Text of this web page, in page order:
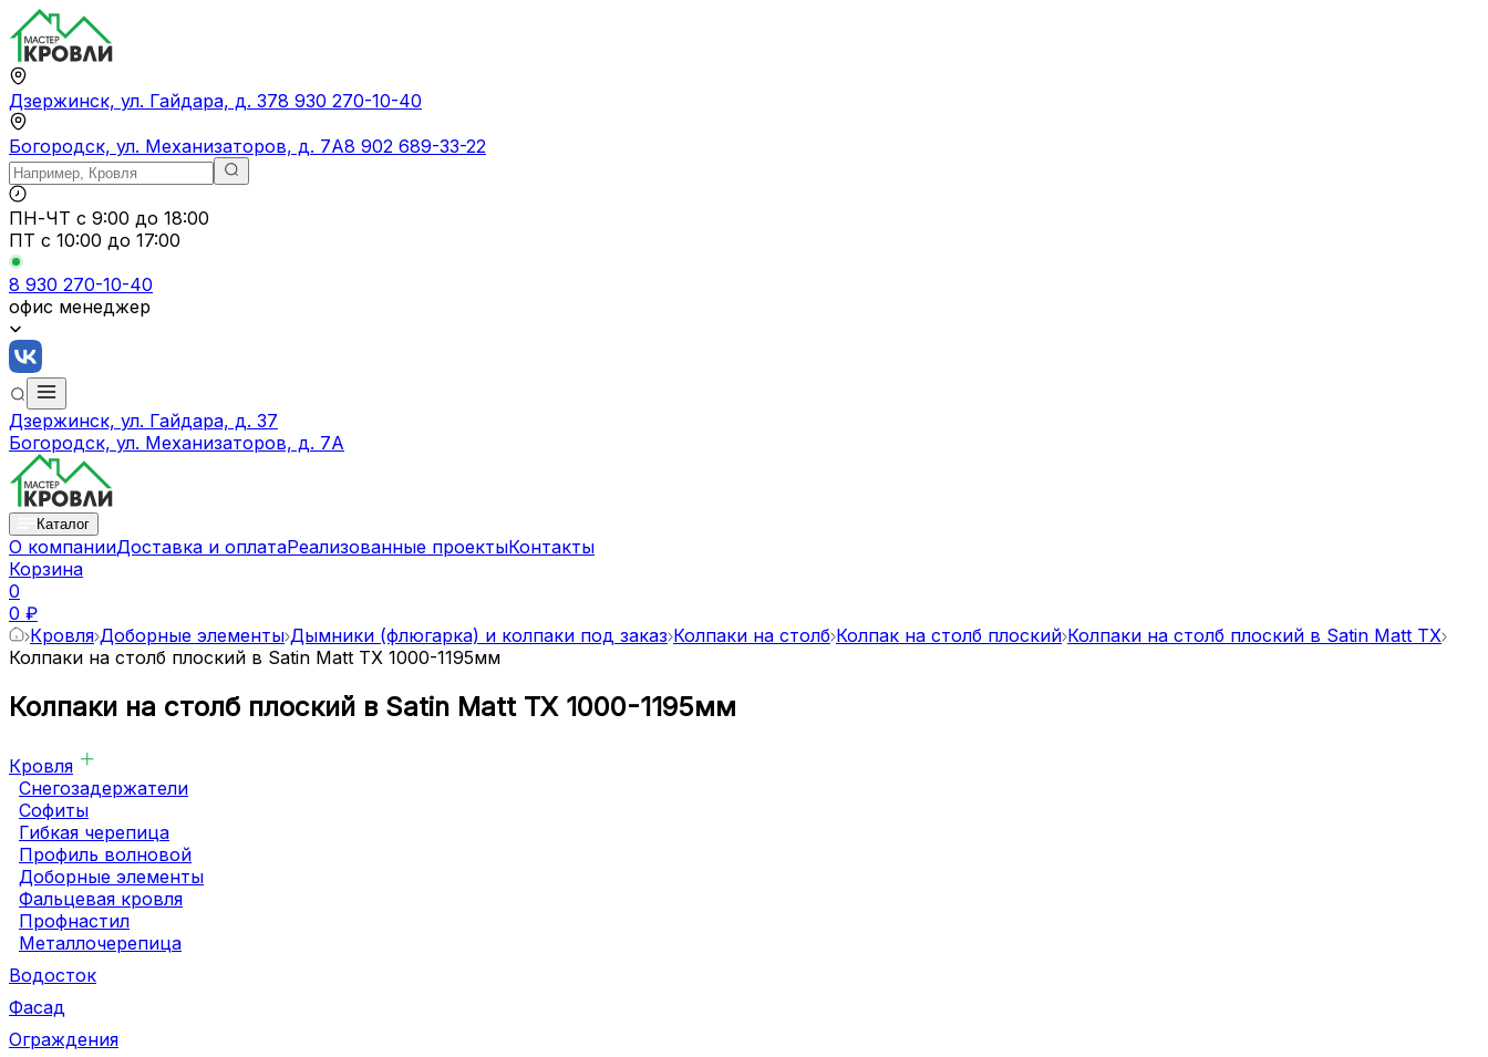
Дзержинск, ул. Гайдара, д. 378 930 270-10-40
Богородск, ул. Механизаторов, д. 7А8 902 689-33-22
ПН-ЧТ с 9:00 до 18:00
ПТ с 10:00 до 17:00
8 930 270-10-40
офис менеджер
Дзержинск, ул. Гайдара, д. 37
Богородск, ул. Механизаторов, д. 7А
Каталог
О компанииДоставка и оплатаРеализованные проектыКонтакты
Корзина
0
0 ₽
Кровля Доборные элементы Дымники (флюгарка) и колпаки под заказ Колпаки на столб Колпак на столб плоский Колпаки на столб плоский в Satin Matt TX
Колпаки на столб плоский в Satin Matt TX 1000-1195мм
Колпаки на столб плоский в Satin Matt TX 1000-1195мм
Кровля
Снегозадержатели
Софиты
Гибкая черепица
Профиль волновой
Доборные элементы
Фальцевая кровля
Профнастил
Металлочерепица
Водосток
Фасад
Ограждения